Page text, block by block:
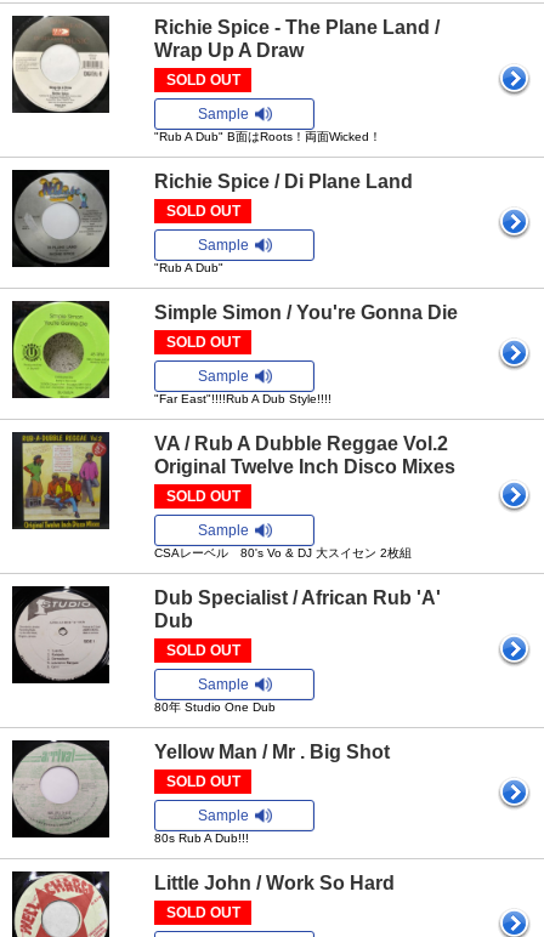
Richie Spice - The Plane Land /
Wrap Up A Draw
SOLD OUT
Sample
"Rub A Dub" B面はRoots！両面Wicked！
Richie Spice / Di Plane Land
SOLD OUT
Sample
"Rub A Dub"
Simple Simon / You're Gonna Die
SOLD OUT
Sample
"Far East"!!!!Rub A Dub Style!!!!
VA / Rub A Dubble Reggae Vol.2
Original Twelve Inch Disco Mixes
SOLD OUT
Sample
CSAレーベル 80's Vo & DJ 大スイセン 2枚組
Dub Specialist / African Rub 'A'
Dub
SOLD OUT
Sample
80年 Studio One Dub
Yellow Man / Mr . Big Shot
SOLD OUT
Sample
80s Rub A Dub!!!
Little John / Work So Hard
SOLD OUT